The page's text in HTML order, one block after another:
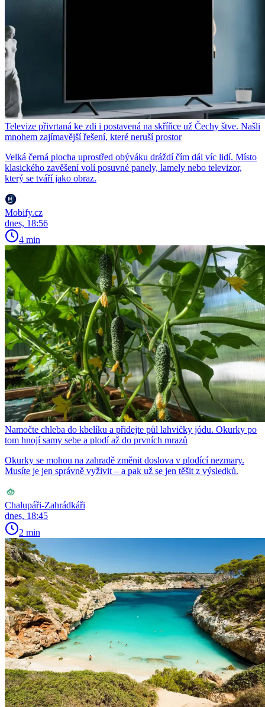
Televize přivrtaná ke zdi i postavená na skříňce už Čechy štve. Našli
mnohem zajímavější řešení, které neruší prostor
Velká černá plocha uprostřed obýváku dráždí čím dál víc lidí. Místo
klasického zavěšení volí posuvné panely, lamely nebo televizor,
který se tváří jako obraz.
Mobify.cz
dnes, 18:56
4 min
Namočte chleba do kbelíku a přidejte půl lahvičky jódu. Okurky po
tom hnojí samy sebe a plodí až do prvních mrazů
Okurky se mohou na zahradě změnit doslova v plodící nezmary.
Musíte je jen správně vyživit – a pak už se jen těšit z výsledků.
Chalupáři-Zahrádkáři
dnes, 18:45
2 min